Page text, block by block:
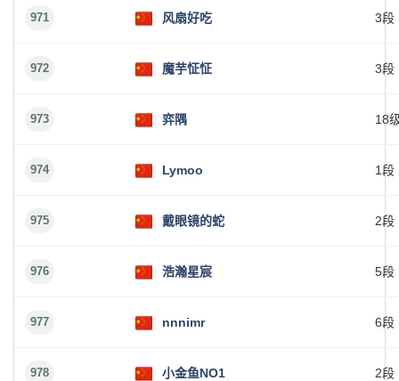
971 风扇好吃 3段
972 魔芋怔怔 3段
973 弈隅 18
974 Lymoo 1段
975 戴眼镜的蛇 2段
976 浩瀚星宸 5段
977 nnnimr 6段
978 小金鱼NO1 2段